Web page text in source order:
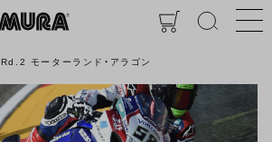
Rd.2 モーターランド・アラゴン